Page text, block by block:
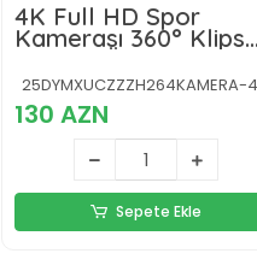
4K Full HD Spor
Kamerası 360° Klips
ve WiFi Özellikli
25DYMXUCZZZH264KAMERA-
130 AZN
Sepete Ekle